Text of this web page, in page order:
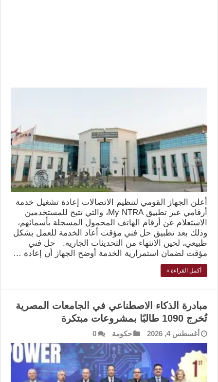
أعلن الجهاز القومي لتنظيم الاتصالات إعادة تشغيل خدمة
أرقامي عبر تطبيق My NTRA، والتي تتيح للمستخدمين
الاستعلام عن أرقام الهاتف المحمول المسجلة بأسمائهم،
وذلك بعد تطبيق حل فني مؤقت أعاد الخدمة للعمل بشكل
طبيعي، لحين الانتهاء من التحديثات الجارية. حل فني
مؤقت لضمان استمرارية الخدمة أوضح الجهاز أن إعادة …
أكمل القراءة »
مبادرة الذكاء الاصطناعي في الجامعات المصرية
تُخرج 1090 طالبًا بمشروعات مبتكرة
أغسطس 4, 2026 حكومة 0